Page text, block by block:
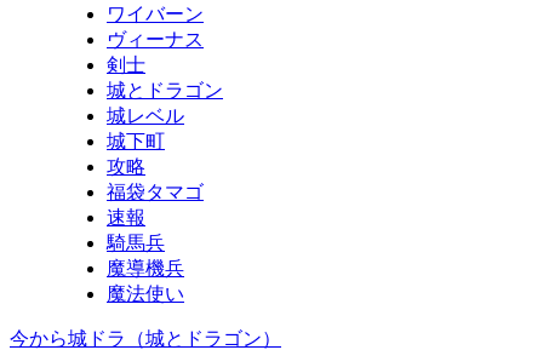
ワイバーン
ヴィーナス
剣士
城とドラゴン
城レベル
城下町
攻略
福袋タマゴ
速報
騎馬兵
魔導機兵
魔法使い
今から城ドラ（城とドラゴン）